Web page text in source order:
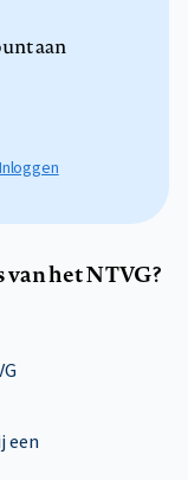
aan
Inloggen
het NTVG?
een